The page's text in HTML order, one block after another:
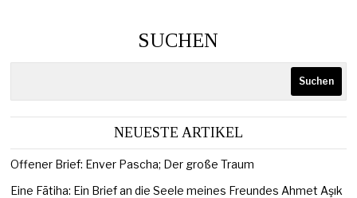
SUCHEN
Suchen
NEUESTE ARTIKEL
Offener Brief: Enver Pascha; Der große Traum
Eine Fātiha: Ein Brief an die Seele meines Freundes Ahmet Aşık